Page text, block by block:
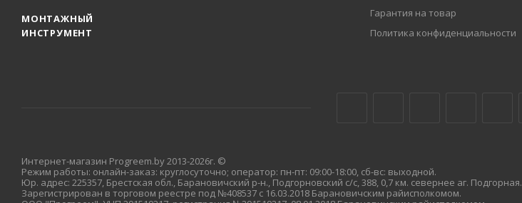
МОНТАЖНЫЙ
ИНСТРУМЕНТ
Гарантия на товар
Политика конфиденциальности
Интернет-магазин Progreem.by 2013-2026г. ©
Режим работы: онлайн-заказ: круглосуточно; оператор: пн-пт: 09:00-18:00, сб-вс: выходной.
Юр. адрес: 225357, Брестская обл., Барановичский р-н., Подгорновский с/с, 388, 0,7 км. севернее аг. Подгорная.
Зарегистрирован в торговом реестре под №408537 с 16.03.2018 Барановичским райисполкомом.